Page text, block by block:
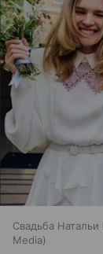
Свадьба
Media